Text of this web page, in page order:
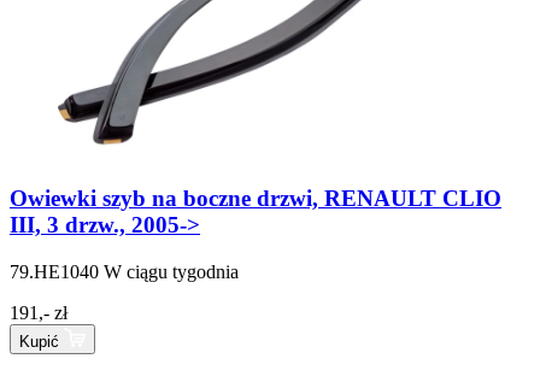
Owiewki szyb na boczne drzwi, RENAULT CLIO
III, 3 drzw., 2005->
79.HE1040 W ciągu tygodnia
191,- zł
Kupić